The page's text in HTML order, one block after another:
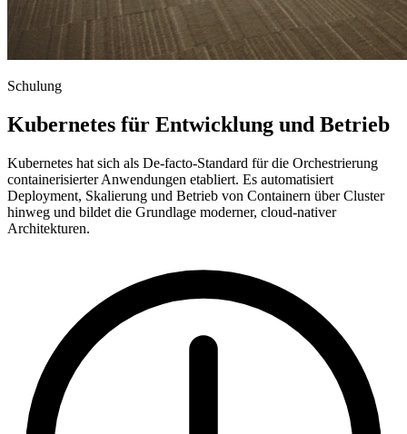
Schulung
Kubernetes für Entwicklung und Betrieb
Kubernetes hat sich als De-facto-Standard für die Orchestrierung
containerisierter Anwendungen etabliert. Es automatisiert
Deployment, Skalierung und Betrieb von Containern über Cluster
hinweg und bildet die Grundlage moderner, cloud-nativer
Architekturen.